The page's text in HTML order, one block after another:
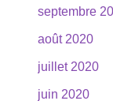
septembre
août 2020
juillet 2020
juin 2020